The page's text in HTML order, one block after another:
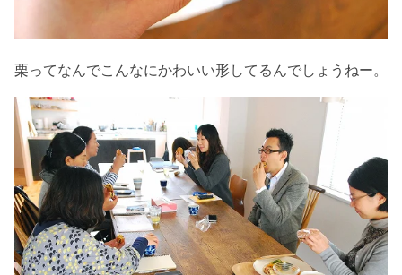
栗ってなんでこんなにかわいい形してるんでしょうねー。